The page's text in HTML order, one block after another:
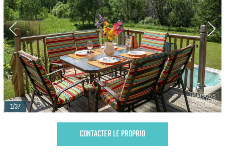
1/37
CONTACTER LE PROPRIO